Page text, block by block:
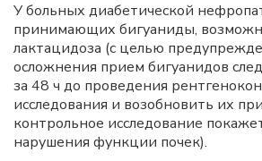
У больных диабетической
принимающих бигуаниды,
лактацидоза (с целью
осложнения прием бигуанидов
за 48 ч до проведения
исследования и возобновить их
контрольное исследование
нарушения функции почек).